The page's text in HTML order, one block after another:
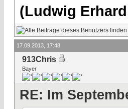
(Ludwig
17.09.2013, 17:48
913Chris
Bayer
RE: Im